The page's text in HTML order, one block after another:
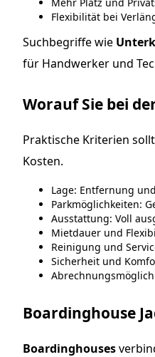
Flexibilität bei
Suchbegriffe wie
für Handwerker und
Worauf Sie bei
Praktische Kriterien
Kosten.
Lage: Entfernung
Parkmöglichkeiten:
Ausstattung: Voll
Mietdauer und
Reinigung und
Sicherheit und
Boardinghouse
Boardinghouses